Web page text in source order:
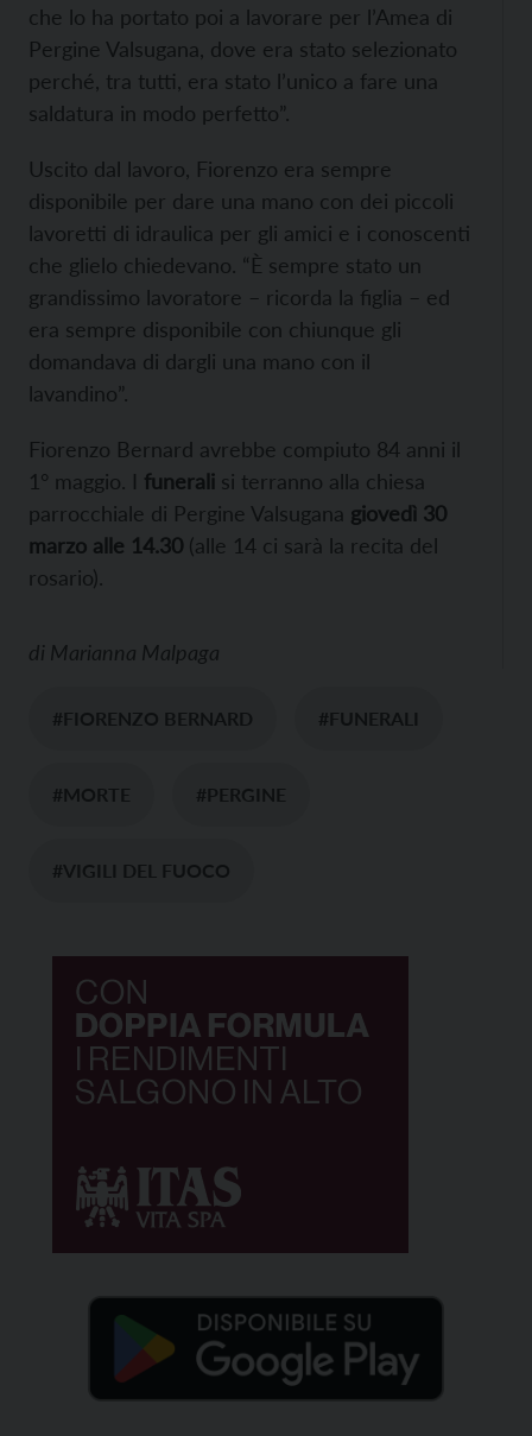
che lo ha portato poi a lavorare per l’Amea di
Pergine Valsugana, dove era stato selezionato
perché, tra tutti, era stato l’unico a fare una
saldatura in modo perfetto”.
Uscito dal lavoro, Fiorenzo era sempre
disponibile per dare una mano con dei piccoli
lavoretti di idraulica per gli amici e i conoscenti
che glielo chiedevano. “È sempre stato un
grandissimo lavoratore – ricorda la figlia – ed
era sempre disponibile con chiunque gli
domandava di dargli una mano con il
lavandino”.
Fiorenzo Bernard avrebbe compiuto 84 anni il
1° maggio. I funerali si terranno alla chiesa
parrocchiale di Pergine Valsugana giovedì 30
marzo alle 14.30 (alle 14 ci sarà la recita del
rosario).
di Marianna Malpaga
#FIORENZO BERNARD #FUNERALI
#MORTE #PERGINE
#VIGILI DEL FUOCO